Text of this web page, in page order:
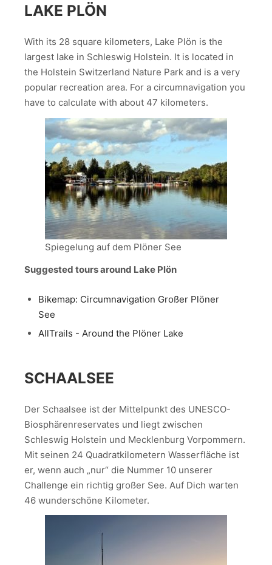
LAKE PLÖN
With its 28 square kilometers, Lake Plön is the
largest lake in Schleswig Holstein. It is located in
the Holstein Switzerland Nature Park and is a very
popular recreation area. For a circumnavigation you
have to calculate with about 47 kilometers.
Spiegelung auf dem Plöner See
Suggested tours around Lake Plön
Bikemap: Circumnavigation Großer Plöner
See
AllTrails - Around the Plöner Lake
SCHAALSEE
Der Schaalsee ist der Mittelpunkt des UNESCO-
Biosphärenreservates und liegt zwischen
Schleswig Holstein und Mecklenburg Vorpommern.
Mit seinen 24 Quadratkilometern Wasserfläche ist
er, wenn auch „nur“ die Nummer 10 unserer
Challenge ein richtig großer See. Auf Dich warten
46 wunderschöne Kilometer.